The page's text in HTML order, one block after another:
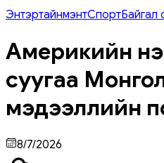
ЭнтэртайнмэнтСпортБайгал
Америкийн
суугаа
мэдээллийн
8/7/2026